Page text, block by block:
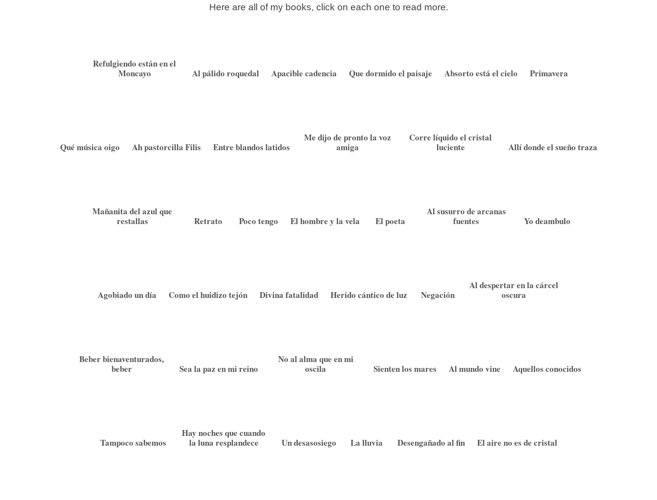
Here are all of my books, click on each one to read more.
Refulgiendo están en el
Moncayo
Al pálido roquedal Apacible cadencia Que dormido el paisaje Absorto está el cielo Primavera
Qué música oigo Ah pastorcilla Filis Entre blandos latidos
Me dijo de pronto la voz
amiga
Corre líquido el cristal
luciente
Allí donde el sueño traza
Mañanita del azul que
restallas
Retrato Poco tengo El hombre y la vela El poeta
Al susurro de arcanas
fuentes
Yo deambulo
Agobiado un día Como el huidizo tejón Divina fatalidad Herido cántico de luz Negación
Al despertar en la cárcel
oscura
Beber bienaventurados,
beber
Sea la paz en mi reino
No al alma que en mi
oscila
Sienten los mares Al mundo vine Aquellos conocidos
Tampoco sabemos
Hay noches que cuando
la luna resplandece
Un desasosiego La lluvia Desengañado al fin El aire no es de cristal